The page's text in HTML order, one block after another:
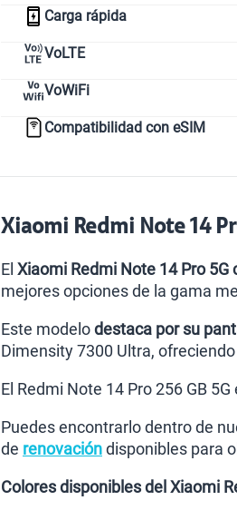
Carga rápida
VoLTE
VoWiFi
Compatibilidad con eSIM
Xiaomi Redmi Note 14
El Xiaomi Redmi Note 14 Pro
mejores opciones de la gama
Este modelodestaca por su
Dimensity 7300 Ultra,
El Redmi Note 14 Pro 256 GB
Puedes encontrarlo dentro de
de renovacióndisponibles para
Colores disponibles del Xiaomi